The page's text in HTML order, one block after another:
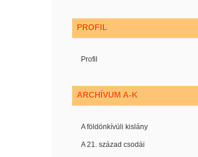
PROFIL
Profil
ARCHÍVUM A-K
A földönkívüli kislány
A 21. század csodái